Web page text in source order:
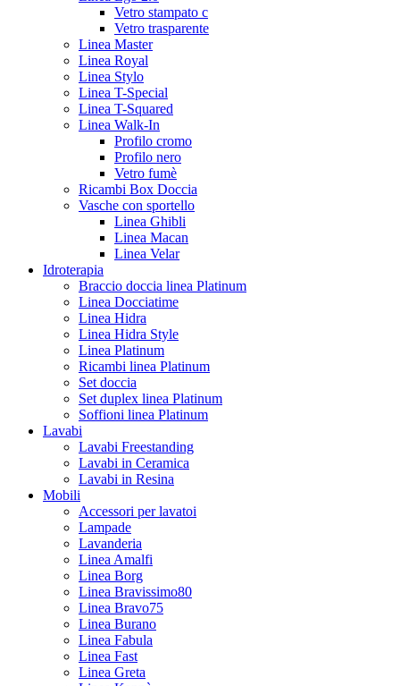
Vetro stampato c
Vetro trasparente
Linea Master
Linea Royal
Linea Stylo
Linea T-Special
Linea T-Squared
Linea Walk-In
Profilo cromo
Profilo nero
Vetro fumè
Ricambi Box Doccia
Vasche con sportello
Linea Ghibli
Linea Macan
Linea Velar
Idroterapia
Braccio doccia linea Platinum
Linea Docciatime
Linea Hidra
Linea Hidra Style
Linea Platinum
Ricambi linea Platinum
Set doccia
Set duplex linea Platinum
Soffioni linea Platinum
Lavabi
Lavabi Freestanding
Lavabi in Ceramica
Lavabi in Resina
Mobili
Accessori per lavatoi
Lampade
Lavanderia
Linea Amalfi
Linea Borg
Linea Bravissimo80
Linea Bravo75
Linea Burano
Linea Fabula
Linea Fast
Linea Greta